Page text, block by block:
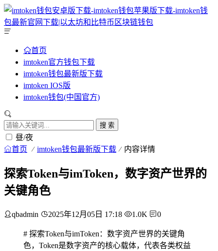
首页
imtoken官方钱包下载
imtoken钱包最新版下载
imtoken IOS版
imtoken钱包(中国官方)
搜 索
昼/夜
首页 imtoken钱包最新版下载 内容详情
探索Token与imToken，数字资产世界的
关键角色
qbadmin 2025年12月05日 17:18 1.0K 0
# 探索Token与imToken：数字资产世界的关键角
色，Token是数字资产的核心载体，代表各类权益